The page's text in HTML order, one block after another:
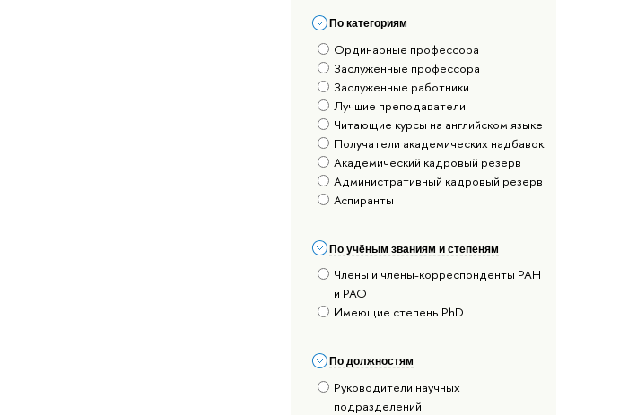
По категориям
Ординарные профессора
Заслуженные профессора
Заслуженные работники
Лучшие преподаватели
Читающие курсы на английском языке
Получатели академических надбавок
Академический кадровый резерв
Административный кадровый резерв
Аспиранты
По учёным званиям и степеням
Члены и члены-корреспонденты РАН
и РАО
Имеющие степень PhD
По должностям
Руководители научных
подразделений